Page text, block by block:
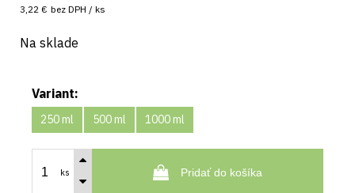
3,22 € bez DPH / ks
Na sklade
Variant:
250 ml 500 ml 1000 ml
ks Pridať do košíka